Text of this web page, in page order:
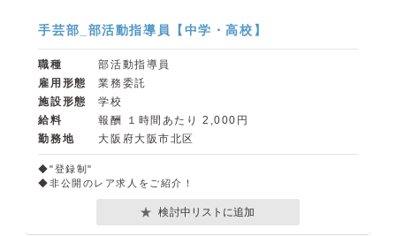
手芸部_部活動指導員【中学・高校】
職種
部活動指導員
雇用形態
業務委託
施設形態
学校
給料
報酬 １時間あたり 2,000円
勤務地
大阪府大阪市北区
◆"登録制"
◆非公開のレア求人をご紹介！
検討中リストに追加